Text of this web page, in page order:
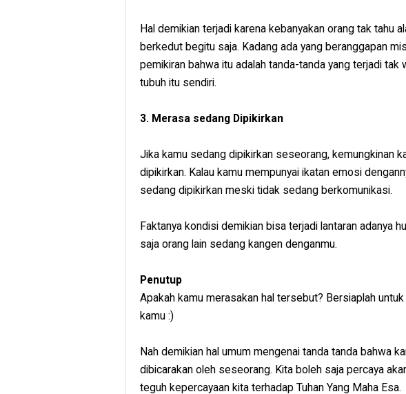
Hal demikian terjadi karena kebanyakan orang tak tahu
berkedut begitu saja. Kadang ada yang beranggapan
pemikiran bahwa itu adalah tanda-tanda yang terjadi tak
tubuh itu sendiri.
3. Merasa sedang Dipikirkan
Jika kamu sedang dipikirkan seseorang, kemungkinan
dipikirkan. Kalau kamu mempunyai ikatan emosi
sedang dipikirkan meski tidak sedang berkomunikasi.
Faktanya kondisi demikian bisa terjadi lantaran adanya
saja orang lain sedang kangen denganmu.
Penutup
Apakah kamu merasakan hal tersebut? Bersiaplah
kamu :)
Nah demikian hal umum mengenai tanda tanda bahwa
dibicarakan oleh seseorang. Kita boleh saja percaya
teguh kepercayaan kita terhadap Tuhan Yang Maha Esa.